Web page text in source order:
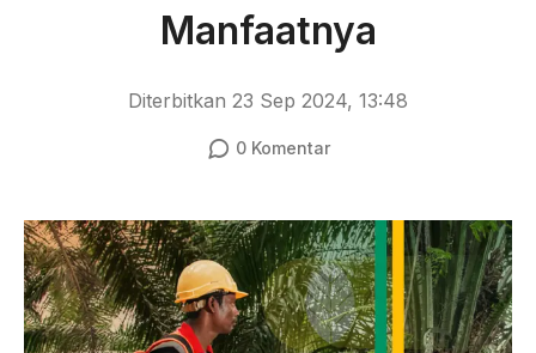
Manfaatnya
Diterbitkan 23 Sep 2024, 13:48
0Komentar